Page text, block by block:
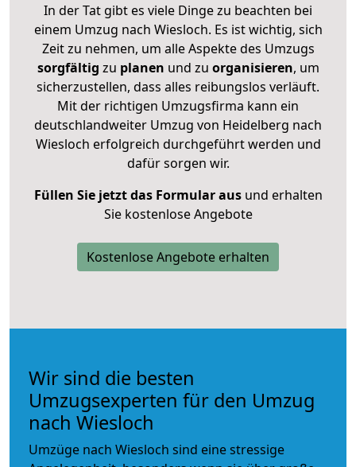
In der Tat gibt es viele Dinge zu beachten bei
einem Umzug nach Wiesloch. Es ist wichtig, sich
Zeit zu nehmen, um alle Aspekte des Umzugs
sorgfältig zu planen und zu organisieren, um
sicherzustellen, dass alles reibungslos verläuft.
Mit der richtigen Umzugsfirma kann ein
deutschlandweiter Umzug von Heidelberg nach
Wiesloch erfolgreich durchgeführt werden und
dafür sorgen wir.
Füllen Sie jetzt das Formular ausund erhalten
Sie kostenlose Angebote
Kostenlose Angebote erhalten
Wir sind die besten
Umzugsexperten für den Umzug
nach Wiesloch
Umzüge nach Wiesloch sind eine stressige